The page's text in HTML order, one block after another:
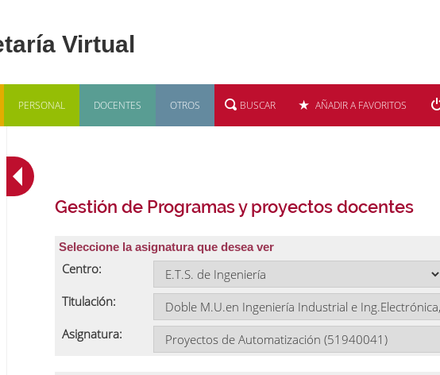
PERSONAL DOCENTES OTROS BUSCAR AÑADIR A FAVORITOS
Gestión de Programas y proyectos docentes
Seleccione la asignatura que desea ver
Centro:
Titulación:
Asignatura: